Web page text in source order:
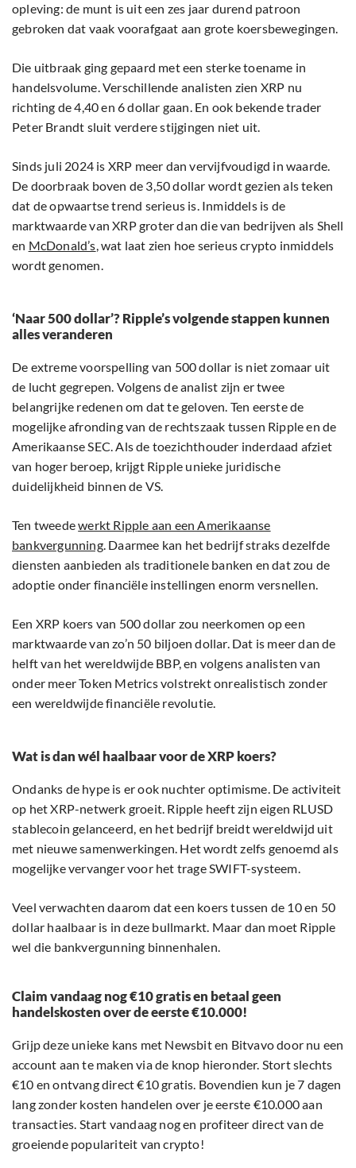
opleving: de munt is uit een zes jaar durend patroon
gebroken dat vaak voorafgaat aan grote koersbewegingen.
Die uitbraak ging gepaard met een sterke toename in
handelsvolume. Verschillende analisten zien XRP nu
richting de 4,40 en 6 dollar gaan. En ook bekende trader
Peter Brandt sluit verdere stijgingen niet uit.
Sinds juli 2024 is XRP meer dan vervijfvoudigd in waarde.
De doorbraak boven de 3,50 dollar wordt gezien als teken
dat de opwaartse trend serieus is. Inmiddels is de
marktwaarde van XRP groter dan die van bedrijven als Shell
en McDonald’s, wat laat zien hoe serieus crypto inmiddels
wordt genomen.
‘Naar 500 dollar’? Ripple’s volgende stappen kunnen
alles veranderen
De extreme voorspelling van 500 dollar is niet zomaar uit
de lucht gegrepen. Volgens de analist zijn er twee
belangrijke redenen om dat te geloven. Ten eerste de
mogelijke afronding van de rechtszaak tussen Ripple en de
Amerikaanse SEC. Als de toezichthouder inderdaad afziet
van hoger beroep, krijgt Ripple unieke juridische
duidelijkheid binnen de VS.
Ten tweedewerkt Ripple aan een Amerikaanse
bankvergunning. Daarmee kan het bedrijf straks dezelfde
diensten aanbieden als traditionele banken en dat zou de
adoptie onder financiële instellingen enorm versnellen.
Een XRP koers van 500 dollar zou neerkomen op een
marktwaarde van zo’n 50 biljoen dollar. Dat is meer dan de
helft van het wereldwijde BBP, en volgens analisten van
onder meer Token Metrics volstrekt onrealistisch zonder
een wereldwijde financiële revolutie.
Wat is dan wél haalbaar voor de XRP koers?
Ondanks de hype is er ook nuchter optimisme. De activiteit
op het XRP-netwerk groeit. Ripple heeft zijn eigen RLUSD
stablecoin gelanceerd, en het bedrijf breidt wereldwijd uit
met nieuwe samenwerkingen. Het wordt zelfs genoemd als
mogelijke vervanger voor het trage SWIFT-systeem.
Veel verwachten daarom dat een koers tussen de 10 en 50
dollar haalbaar is in deze bullmarkt. Maar dan moet Ripple
wel die bankvergunning binnenhalen.
Claim vandaag nog €10 gratis en betaal geen
handelskosten over de eerste €10.000!
Grijp deze unieke kans met Newsbit en Bitvavo door nu een
account aan te maken via de knop hieronder. Stort slechts
€10 en ontvang direct €10 gratis. Bovendien kun je 7 dagen
lang zonder kosten handelen over je eerste €10.000 aan
transacties. Start vandaag nog en profiteer direct van de
groeiende populariteit van crypto!